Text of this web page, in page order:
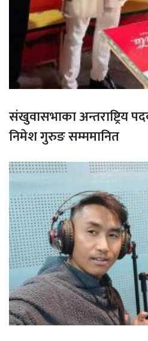
संखुवासभाका अन्तराष्ट्रिय
निमेश गुरुङ सम्ममानित